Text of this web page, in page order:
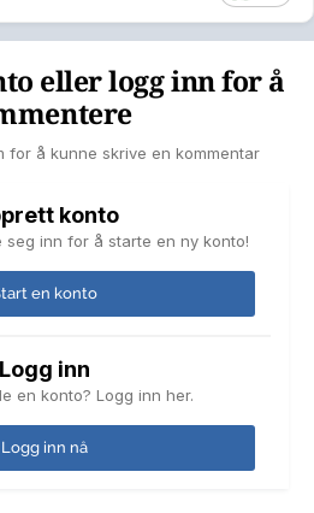
eller logg inn for å
for å kunne skrive en kommentar
konto
seg inn for å starte en ny konto!
en konto
Logg inn
en konto? Logg inn her.
Logg inn nå